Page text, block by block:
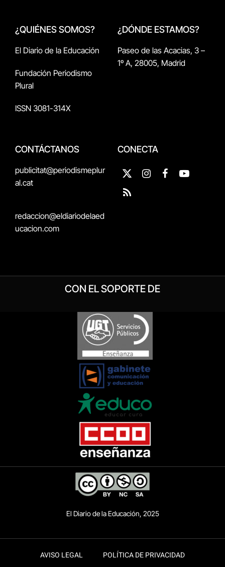
¿QUIÉNES SOMOS?
El Diario de la Educación
Fundación Periodismo
Plural
ISSN 3081-314X
¿DÓNDE ESTAMOS?
Paseo de las Acacias, 3 –
1º A, 28005, Madrid
CONTÁCTANOS
publicitat@periodismeplur
al.cat
redaccion@eldiariodelaed
ucacion.com
CONECTA
X
(Twitter)
InstagramFacebookYouTube
RSS
CON EL SOPORTE DE
El Diario de la Educación, 2025
AVISO LEGAL POLÍTICA DE PRIVACIDAD